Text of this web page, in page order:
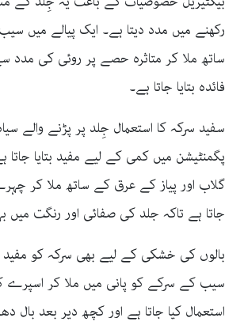
رکھنے میں مدد دیتا ہے۔ ایک پیالے میں
ساتھ ملا کر متاثرہ حصے پر روئی کی مدد
فائدہ بتایا جاتا ہے۔
سفید سرکہ کا استعمال جِلد پر پڑنے والے
پگمنٹیشن میں کمی کے لیے مفید بتایا
گلاب اور پیاز کے عرق کے ساتھ ملا کر
جاتا ہے تاکہ جلد کی صفائی اور رنگت میں
بالوں کی خشکی کے لیے بھی سرکہ کو مفید
سیب کے سرکے کو پانی میں ملا کر
استعمال کیا جاتا ہے اور کچھ دیر بعد بال